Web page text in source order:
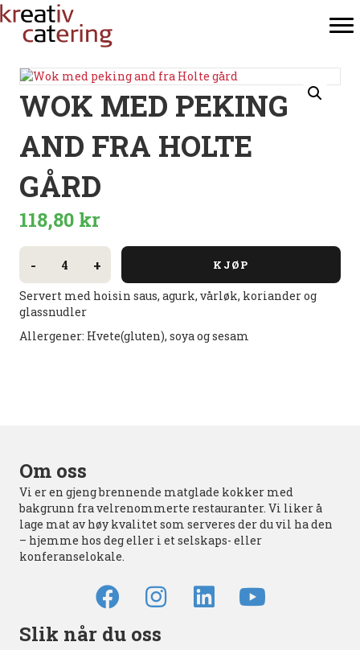
WOK MED PEKING
AND FRA HOLTE
GÅRD
118,80 kr
-
Wok
med
peking
and
fra
Holte
gård
+ KJØP
Servert med hoisin saus, agurk, vårløk, koriander og
glassnudler
Allergener: Hvete(gluten), soya og sesam
Om oss
Vi er en gjeng brennende matglade kokker med
bakgrunn fra velrenommerte restauranter. Vi liker å
lage mat av høy kvalitet som serveres der du vil ha den
– hjemme hos deg eller i et selskaps- eller
konferanselokale.
Slik når du oss